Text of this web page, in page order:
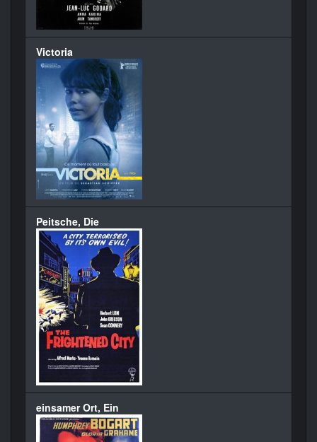
Victoria
Peitsche, Die
einsamer Ort, Ein